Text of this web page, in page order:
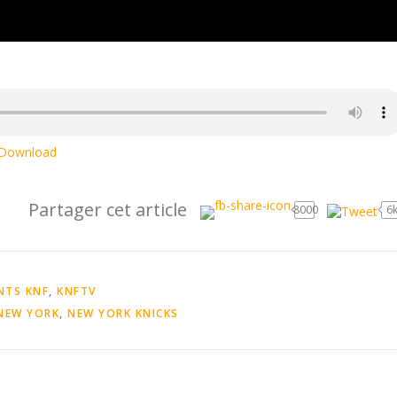
Partager cet article 8000 6k
KNF, KNFTV
YORK, NEW YORK KNICKS